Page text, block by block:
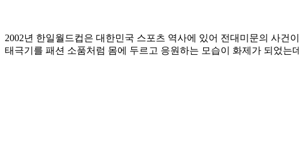
2002년 한일월드컵은 대한민국 스포츠 역사에 있어 전대미문의 사건
태극기를 패션 소품처럼 몸에 두르고 응원하는 모습이 화제가 되었는